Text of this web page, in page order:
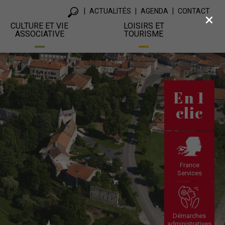
ACTUALITÉS AGENDA CONTACT
CULTURE ET VIE
ASSOCIATIVE
LOISIRS ET
TOURISME
En 1
clic
France
Services
Démarches
×